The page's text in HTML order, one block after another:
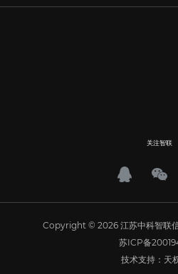
关注智联
Copyright © 2026 江苏中科智联
苏ICP备
技术支持：天